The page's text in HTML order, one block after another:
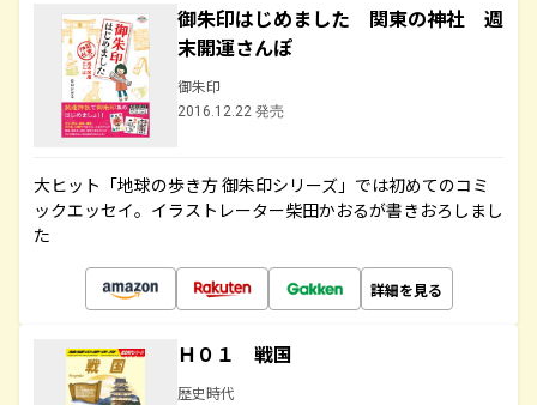
御朱印はじめました 関東の神社 週
末開運さんぽ
御朱印
2016.12.22 発売
大ヒット「地球の歩き方 御朱印シリーズ」では初めてのコミ
ックエッセイ。イラストレーター柴田かおるが書きおろしまし
た
詳細を見る
Ｈ０１ 戦国
歴史時代